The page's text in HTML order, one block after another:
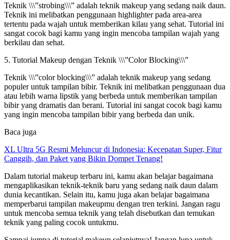
Teknik \\\”strobing\\\” adalah teknik makeup yang sedang naik daun.
Teknik ini melibatkan penggunaan highlighter pada area-area
tertentu pada wajah untuk memberikan kilau yang sehat. Tutorial ini
sangat cocok bagi kamu yang ingin mencoba tampilan wajah yang
berkilau dan sehat.
5. Tutorial Makeup dengan Teknik \\\”Color Blocking\\\”
Teknik \\\”color blocking\\\” adalah teknik makeup yang sedang
populer untuk tampilan bibir. Teknik ini melibatkan penggunaan dua
atau lebih warna lipstik yang berbeda untuk memberikan tampilan
bibir yang dramatis dan berani. Tutorial ini sangat cocok bagi kamu
yang ingin mencoba tampilan bibir yang berbeda dan unik.
Baca juga
XL Ultra 5G Resmi Meluncur di Indonesia: Kecepatan Super, Fitur
Canggih, dan Paket yang Bikin Dompet Tenang!
Dalam tutorial makeup terbaru ini, kamu akan belajar bagaimana
mengaplikasikan teknik-teknik baru yang sedang naik daun dalam
dunia kecantikan. Selain itu, kamu juga akan belajar bagaimana
memperbarui tampilan makeupmu dengan tren terkini. Jangan ragu
untuk mencoba semua teknik yang telah disebutkan dan temukan
teknik yang paling cocok untukmu.